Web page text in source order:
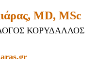
MD, MSc
ΚΟΡΥΔΑΛΛΟΣ